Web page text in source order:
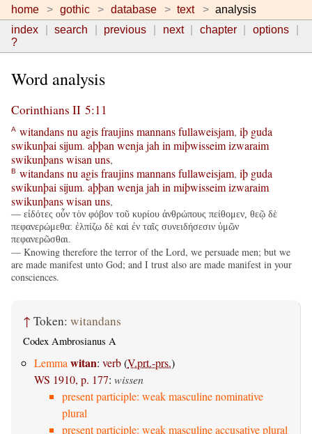
home gothic database text
analysis
index
search previous next chapter
options
?
Word analysis
Corinthians II 5:11
A witandansnu agisfraujinsmannansfullaweisjam, iþ guda
swikunþai sijum. aþþan wenja jah in miþwisseimizwaraim
swikunþanswisan uns,
B witandansnu agisfraujinsmannansfullaweisjam, iþ guda
swikunþai sijum. aþþan wenja jah in miþwisseimizwaraim
swikunþanswisan uns,
— εἰδότες οὖν τὸν φόβον τοῦ κυρίου ἀνθρώπους πείθομεν, θεῷ δὲ
πεφανερώμεθα: ἐλπίζω δὲ καὶ ἐν ταῖς συνειδήσεσιν ὑμῶν
πεφανερῶσθαι.
— Knowing therefore the terror of the Lord, we persuade men; but we
are made manifest unto God; and I trust also are made manifest in your
consciences.
↑ Token: witandans
Codex Ambrosianus A
Lemma witan: verb(V.prt.-prs.)
WS 1910, p. 177: wissen
present participle: weak masculine nominative
plural
present participle: weak masculine accusative plural